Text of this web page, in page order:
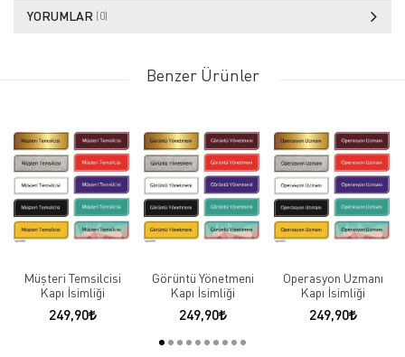
YORUMLAR (0)
Benzer Ürünler
Müşteri Temsilcisi
Kapı İsimliği
249,90
Görüntü Yönetmeni
Kapı İsimliği
249,90
Operasyon Uzmanı
Kapı İsimliği
249,90